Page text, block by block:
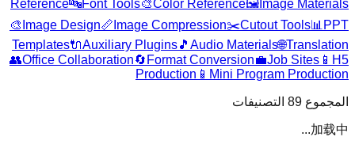
Reference🔤Font Tools🎨Color Reference🖼️ Image Materials
🎨 Image Design📏 Image Compression✂️Cutout Tools📊 PPT
Templates🔌Auxiliary Plugins🎵 Audio Materials🌐Translation
👥Office Collaboration🔄 Format Conversion💼Job Sites 📱 H5
Production 📱 Mini Program Production
المجموع 89 التصنيفات
加载中...